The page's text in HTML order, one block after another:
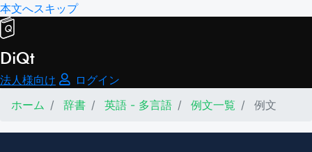
本文へスキップ
DiQt
法人様向け
ログイン
ホーム
辞書 英語 - 多言語 例文一覧 例文